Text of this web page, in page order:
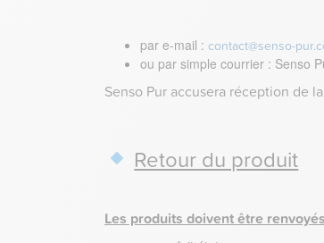
par e-mail : contact@senso-
ou par simple courrier : Senso
Senso Pur accusera réception de
Retour du produit
Les produits doivent être renvoyés